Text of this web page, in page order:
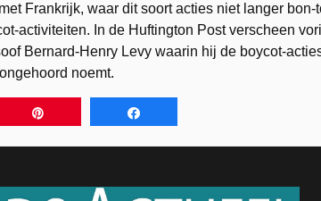
Frankrijk, waar dit soort acties niet langer
activiteiten. In de Huftington Post verscheen
Bernard-Henry Levy waarin hij de boycot-
noemt.